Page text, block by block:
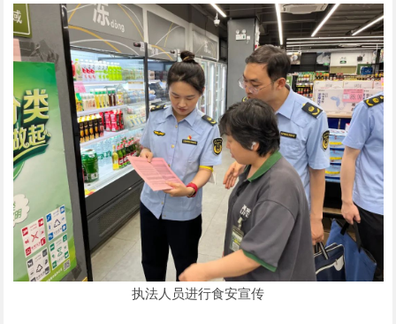
执法人员进行食安宣传